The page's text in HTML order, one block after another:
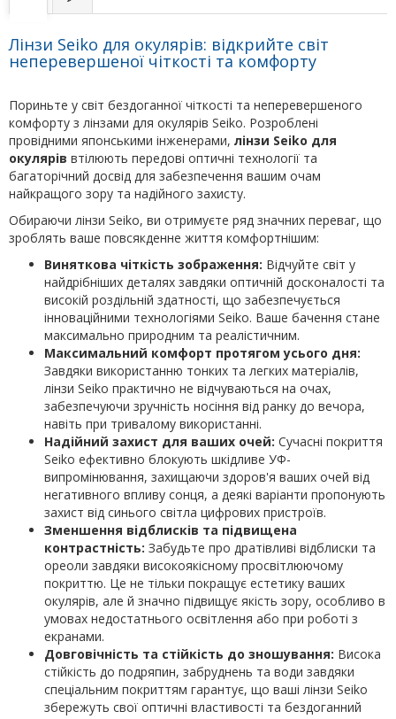
Лінзи Seiko для окулярів: відкрийте світ
неперевершеної чіткості та комфорту
Пориньте у світ бездоганної чіткості та неперевершеного
комфорту з лінзами для окулярів Seiko. Розроблені
провідними японськими інженерами, лінзи Seiko для
окулярів втілюють передові оптичні технології та
багаторічний досвід для забезпечення вашим очам
найкращого зору та надійного захисту.
Обираючи лінзи Seiko, ви отримуєте ряд значних переваг, що
зроблять ваше повсякденне життя комфортнішим:
Виняткова чіткість зображення: Відчуйте світ у
найдрібніших деталях завдяки оптичній досконалості та
високій роздільній здатності, що забезпечується
інноваційними технологіями Seiko. Ваше бачення стане
максимально природним та реалістичним.
Максимальний комфорт протягом усього дня:
Завдяки використанню тонких та легких матеріалів,
лінзи Seiko практично не відчуваються на очах,
забезпечуючи зручність носіння від ранку до вечора,
навіть при тривалому використанні.
Надійний захист для ваших очей: Сучасні покриття
Seiko ефективно блокують шкідливе УФ-
випромінювання, захищаючи здоров'я ваших очей від
негативного впливу сонця, а деякі варіанти пропонують
захист від синього світла цифрових пристроїв.
Зменшення відблисків та підвищена
контрастність: Забудьте про дратівливі відблиски та
ореоли завдяки високоякісному просвітлюючому
покриттю. Це не тільки покращує естетику ваших
окулярів, але й значно підвищує якість зору, особливо в
умовах недостатнього освітлення або при роботі з
екранами.
Довговічність та стійкість до зношування: Висока
стійкість до подряпин, забруднень та води завдяки
спеціальним покриттям гарантує, що ваші лінзи Seiko
збережуть свої оптичні властивості та бездоганний